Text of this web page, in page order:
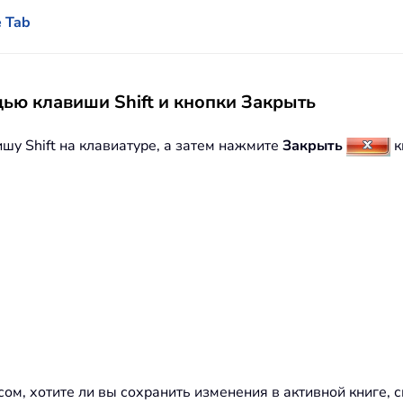
клавиши Shift и кнопки Закрыть
Shift на клавиатуре, а затем нажмите Закрыть
хотите ли вы сохранить изменения в активной книге,